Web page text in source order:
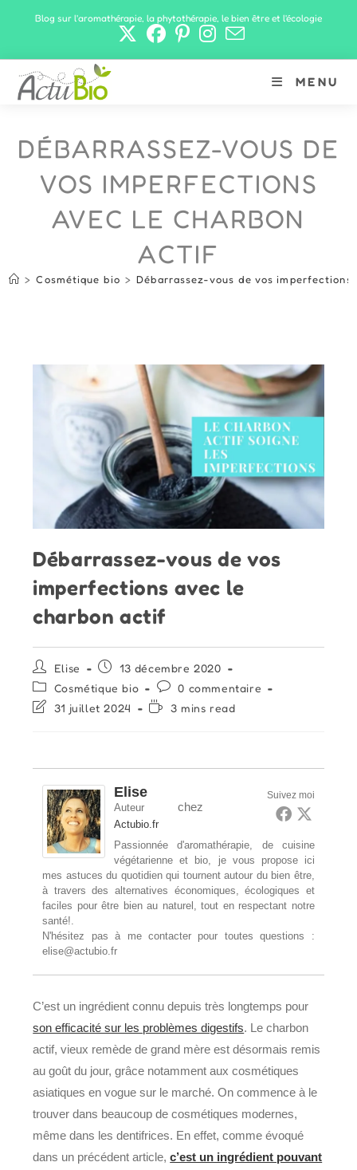
Blog sur l'aromathérapie, la phytothérapie, le bien être et l'écologie
MENU
DÉBARRASSEZ-VOUS DE
VOS IMPERFECTIONS
AVEC LE CHARBON
ACTIF
> Cosmétique bio > Débarrassez-vous de vos
Débarrassez-vous de vos
imperfections avec le
charbon actif
Auteur/autrice
de
publication :
Elise
Publication
publiée :
13 décembre 2020
Post
category:
Cosmétique bio
Commentaires
de
la
0 commentaire
Dernière
publication :
31 juillet 2024
Temps3 mins read
Suivez moi
Elise
Auteur chez
Actubio.fr
Passionnée d'aromathérapie, de cuisine
végétarienne et bio, je vous propose ici
mes astuces du quotidien qui tournent autour du bien être,
à travers des alternatives économiques, écologiques et
faciles pour être bien au naturel, tout en respectant notre
santé!.
N'hésitez pas à me contacter pour toutes questions :
elise@actubio.fr
C’est un ingrédient connu depuis très longtemps pour
son efficacité sur les problèmes digestifs. Le charbon
actif, vieux remède de grand mère est désormais remis
au goût du jour, grâce notamment aux cosmétiques
asiatiques en vogue sur le marché. On commence à le
trouver dans beaucoup de cosmétiques modernes,
même dans les dentifrices. En effet, comme évoqué
dans un précédent article,c’est un ingrédient pouvant